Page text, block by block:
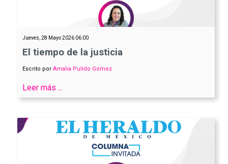
Jueves, 28 Mayo 2026 06:00
El tiempo de la justicia
Escrito por Amalia Pulido Gómez
Leer más ...